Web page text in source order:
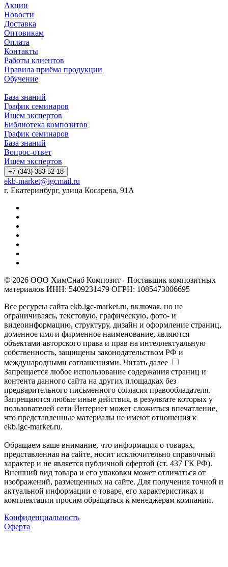
Акции
Новости
Доставка
Оптовикам
Оплата
Контакты
Работы клиентов
Правила приёма продукции
Обучение
База знаний
График семинаров
Ищем экспертов
Библиотека композитов
График семинаров
База знаний
Вопрос-ответ
Ищем экспертов
+7 (343) 383-52-18
ekb-market@igcmail.ru
г. Екатеринбург, улица Косарева, 91А
© 2026 ООО ХимСнаб Композит - Поставщик композитных
материалов ИНН: 5409231479 ОГРН: 1085473006695
Все ресурсы сайта ekb.igc-market.ru, включая, но не
ограничиваясь, текстовую, графическую, фото- и
видеоинформацию, структуру, дизайн и оформление страниц,
доменное имя и фирменное наименование, являются
объектами авторского права и прав на интеллектуальную
собственность, защищены законодательством РФ и
международными соглашениями. Читать далее
Запрещается любое использование содержания страниц и
контента данного сайта на других площадках без
предварительного письменного согласия правообладателя.
Запрещаются любые иные действия, в результате которых у
пользователей сети Интернет может сложиться впечатление,
что представленные материалы не имеют отношения к
ekb.igc-market.ru.
Обращаем ваше внимание, что информация о товарах,
представленная на сайте, носит исключительно справочный
характер и не является публичной офертой (ст. 437 ГК РФ).
Внешний вид товара и его упаковки может отличаться от
изображений, размещенных на сайте. Для получения точной и
актуальной информации о товаре, его характеристиках и
комплектации просим обращаться к менеджерам компании.
Конфиденциальность
Оферта